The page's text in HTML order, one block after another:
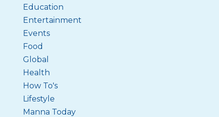
Education
Entertainment
Events
Food
Global
Health
How To's
Lifestyle
Manna Today